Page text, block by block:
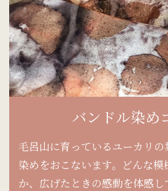
バンドル染め
毛呂山に育っているユーカリ
染めをおこないます。どんな模
か、広げたときの感動を体感し